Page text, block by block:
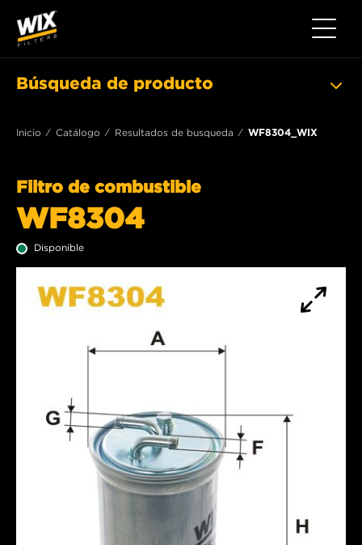
Toggle
Búsqueda de producto
Inicio Catálogo Resultados de busqueda WF8304_WIX
Filtro de combustible
WF8304
Disponible